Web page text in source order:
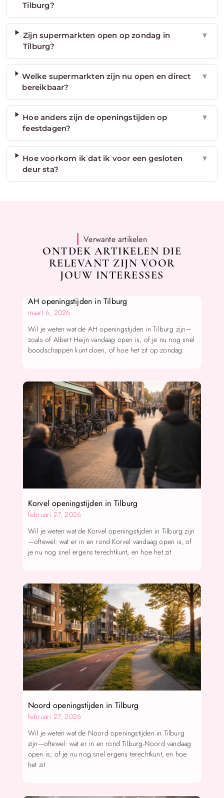
Tilburg?
Zijn supermarkten open op zondag in
Tilburg?
▼
Welke supermarkten zijn nu open en direct
bereikbaar?
▼
Hoe anders zijn de openingstijden op
feestdagen?
▼
Hoe voorkom ik dat ik voor een gesloten
deur sta?
▼
Verwante artikelen
ONTDEK ARTIKELEN DIE
RELEVANT ZIJN VOOR
JOUW INTERESSES
AH openingstijden in Tilburg
maart 6, 2026
Wil je weten wat de AH openingstijden in Tilburg zijn—
zoals of Albert Heijn vandaag open is, of je nu nog snel
boodschappen kunt doen, of hoe het zit op zondag
Korvel openingstijden in Tilburg
februari 27, 2026
Wil je weten wat de Korvel openingstijden in Tilburg zijn
—oftewel: wat er in en rond Korvel vandaag open is, of
je nu nog snel ergens terechtkunt, en hoe het zit
Noord openingstijden in Tilburg
februari 27, 2026
Wil je weten wat de Noord openingstijden in Tilburg
zijn—oftewel: wat er in en rond Tilburg-Noord vandaag
open is, of je nu nog snel ergens terechtkunt, en hoe
het zit